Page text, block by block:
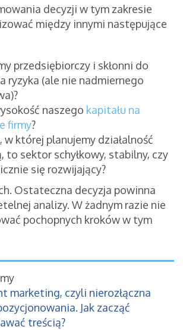
decyzji w tym zakresie
między innymi następujące
przedsiębiorczy i skłonni do
ryzyka (ale nie nadmiernego
naszego kapitału na
firmy?
w której planujemy działalność
to sektor schyłkowy, stabilny, czy
się rozwijający?
Ostateczna decyzja powinna
analizy. W żadnym razie nie
pochopnych kroków w tym
marketing, czyli nierozłączna
Jak zacząć
treścią?